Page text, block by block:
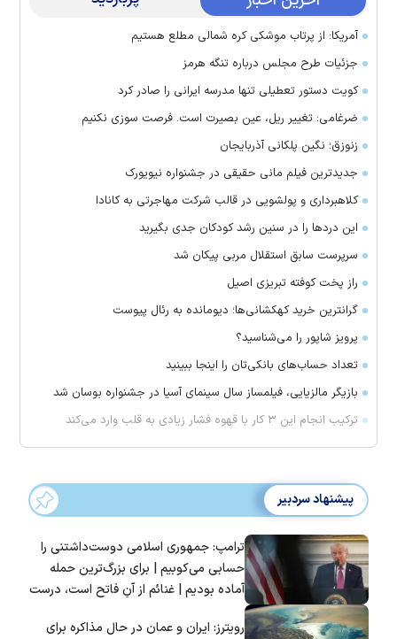
آمریکا: از پرتاب موشکی کره شمالی مطلع هستیم
جزئیات طرح مجلس درباره تنگه هرمز
کویت دستور تعطیلی تنها مدرسه ایرانی را صادر کرد
ضرغامی: تغییر ریل، عین بصیرت است. فرصت سوزی نکنیم
زنوزق؛ نگین پلکانی آذربایجان
جدیدترین فیلم مانی حقیقی در جشنواره نیویورک
کلاهبرداری و پولشویی در قالب شرکت مهاجرتی به کانادا
این درد‌ها را در سنین رشد کودکان جدی بگیرید
سرپرست سابق استقلال مربی پیکان شد
راز پخت کوفته تبریزی اصیل
گرانترین خرید کهکشانی‌ها؛ دیومانده به رئال پیوست
پرویز شاپور را می‌شناسید؟
تعداد حساب‌های بانکی‌تان را اینجا ببینید
بازیگر مالزیایی، فیلمساز سال سینمای آسیا در جشنواره بوسان شد
ترکیب انجام این ۳ کار با قهوه فشار زیادی به قلب وارد می‌کند
پیشنهاد سردبیر
ترامپ: جمهوری اسلامی دوست‌داشتنی را
حسابی می‌کوبیم | برای بزرگ‌ترین حمله
آماده بودیم | غنائم از آنِ فاتح است، درست
رویترز: ایران و عمان در حال مذاکره برای